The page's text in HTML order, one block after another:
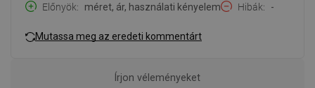
Előnyök
méret, ár, használati kényelem Hibák -
Mutassa meg az eredeti kommentárt
Írjon véleményeket